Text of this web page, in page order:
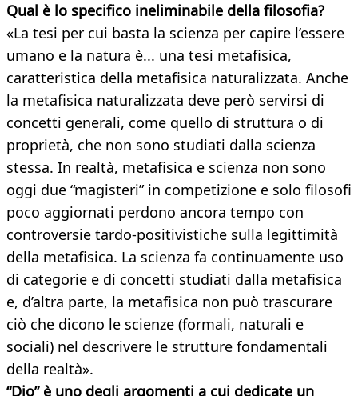
Qual è lo specifico ineliminabile della filosofia?
«La tesi per cui basta la scienza per capire l’essere
umano e la natura è... una tesi metafisica,
caratteristica della metafisica naturalizzata. Anche
la metafisica naturalizzata deve però servirsi di
concetti generali, come quello di struttura o di
proprietà, che non sono studiati dalla scienza
stessa. In realtà, metafisica e scienza non sono
oggi due “magisteri” in competizione e solo filosofi
poco aggiornati perdono ancora tempo con
controversie tardo-positivistiche sulla legittimità
della metafisica. La scienza fa continuamente uso
di categorie e di concetti studiati dalla metafisica
e, d’altra parte, la metafisica non può trascurare
ciò che dicono le scienze (formali, naturali e
sociali) nel descrivere le strutture fondamentali
della realtà».
“Dio” è uno degli argomenti a cui dedicate un